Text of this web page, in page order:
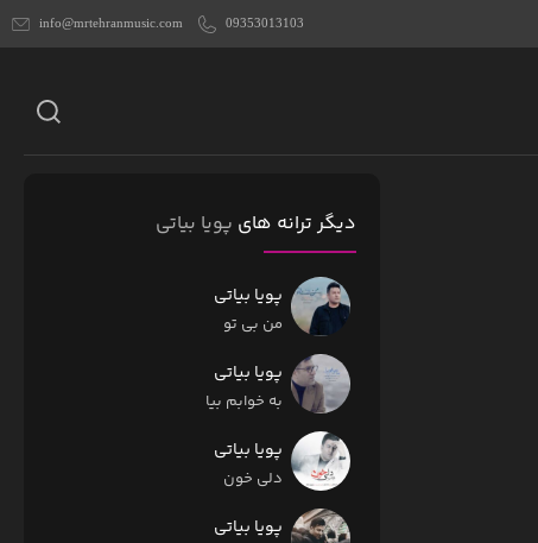
info@mrtehranmusic.com 09353013103
دیگر ترانه های پویا بیاتی
پویا بیاتی
من بی تو
پویا بیاتی
به خوابم بیا
پویا بیاتی
دلی خون
پویا بیاتی